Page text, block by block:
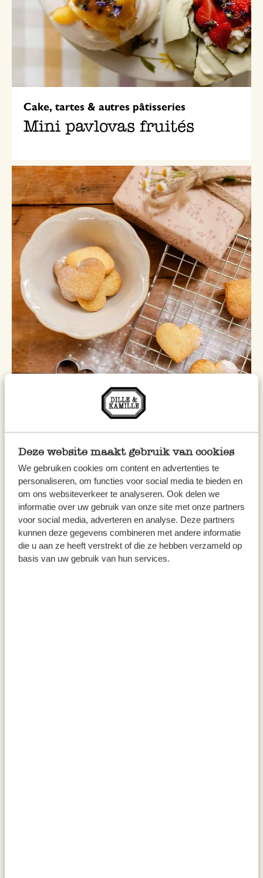
Deze website maakt gebruik van cookies
We gebruiken cookies om content en advertenties te
personaliseren, om functies voor social media te bieden en
om ons websiteverkeer te analyseren. Ook delen we
informatie over uw gebruik van onze site met onze partners
voor social media, adverteren en analyse. Deze partners
kunnen deze gegevens combineren met andere informatie
die u aan ze heeft verstrekt of die ze hebben verzameld op
basis van uw gebruik van hun services.
Cake, tartes & autres pâtisseries
Mini pavlovas fruités
Biscuits & autres douceurs
Sablés au citron